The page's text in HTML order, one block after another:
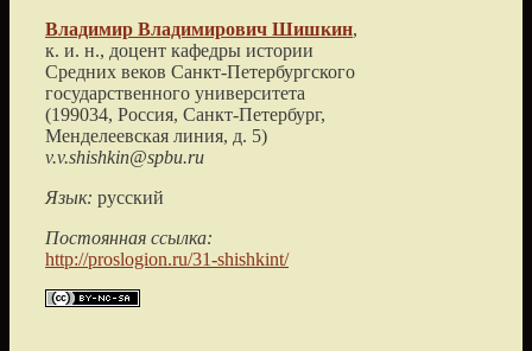
Владимир Владимирович Шишкин,
к. и. н., доцент кафедры истории
Средних веков Санкт-Петербургского
государственного университета
(199034, Россия, Санкт-Петербург,
Менделеевская линия, д. 5)
v.v.shishkin@spbu.ru
Язык: русский
Постоянная ссылка:
http://proslogion.ru/31-shishkint/